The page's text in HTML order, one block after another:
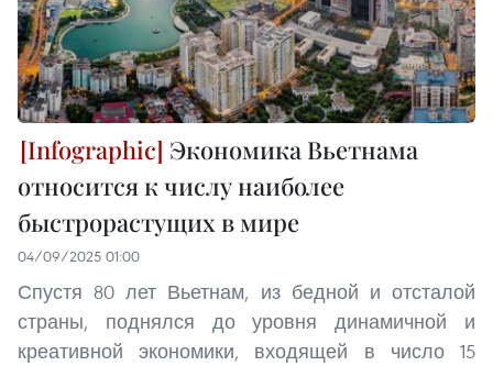
Экономика Вьетнама
относится к числу наиболее
быстрорастущих в мире
04/09/2025 01:00
Спустя 80 лет Вьетнам, из бедной и отсталой
страны, поднялся до уровня динамичной и
креативной экономики, входящей в число 15